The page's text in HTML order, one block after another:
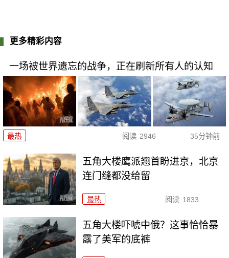
更多精彩内容
一场被世界遗忘的战争，正在刷新所有人的认知
最热 阅读 2946 35分钟前
五角大楼鹰派翘首盼进京，北京
连门缝都没给留
最热 阅读 1833
五角大楼吓唬中俄？这事恰恰暴
露了美军的底裤